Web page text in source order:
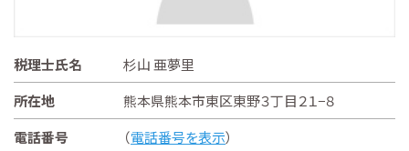
税理士氏名
杉山 亜夢里
所在地
熊本県熊本市東区東野３丁目２１−８
電話番号
（電話番号を表示）